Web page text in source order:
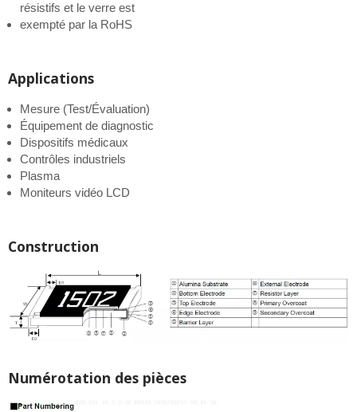
résistifs et le verre est
exempté par la RoHS
Applications
Mesure (Test/Évaluation)
Équipement de diagnostic
Dispositifs médicaux
Contrôles industriels
Plasma
Moniteurs vidéo LCD
Construction
Numérotation des pièces